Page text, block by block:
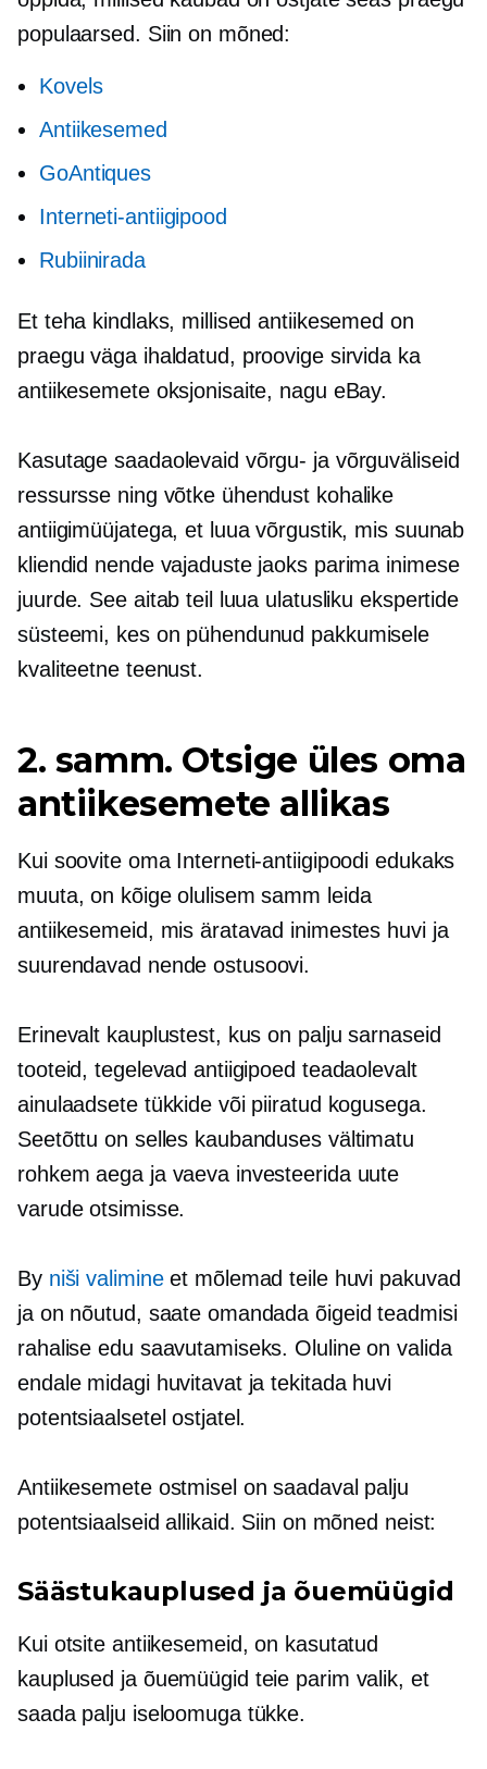
populaarsed. Siin on mõned:
Kovels
Antiikesemed
GoAntiques
Interneti-antiigipood
Rubiinirada
Et teha kindlaks, millised antiikesemed on
praegu väga ihaldatud, proovige sirvida ka
antiikesemete oksjonisaite, nagu eBay.
Kasutage saadaolevaid võrgu- ja võrguväliseid
ressursse ning võtke ühendust kohalike
antiigimüüjatega, et luua võrgustik, mis suunab
kliendid nende vajaduste jaoks parima inimese
juurde. See aitab teil luua ulatusliku ekspertide
süsteemi, kes on pühendunud pakkumisele
kvaliteetneteenust.
2. samm. Otsige üles oma
antiikesemete allikas
Kui soovite oma Interneti-antiigipoodi edukaks
muuta, on kõige olulisem samm leida
antiikesemeid, mis äratavad inimestes huvi ja
suurendavad nende ostusoovi.
Erinevalt kauplustest, kus on palju sarnaseid
tooteid, tegelevad antiigipoed teadaolevalt
ainulaadsete tükkide või piiratud kogusega.
Seetõttu on selles kaubanduses vältimatu
rohkem aega ja vaeva investeerida uute
varude otsimisse.
By niši valimineet mõlemad teile huvi pakuvad
ja on nõutud, saate omandada õigeid teadmisi
rahalise edu saavutamiseks. Oluline on valida
endale midagi huvitavat ja tekitada huvi
potentsiaalsetel ostjatel.
Antiikesemete ostmisel on saadaval palju
potentsiaalseid allikaid. Siin on mõned neist:
Säästukauplused ja õuemüügid
Kui otsite antiikesemeid, on kasutatud
kauplused ja õuemüügid teie parim valik, et
saada palju iseloomuga tükke.